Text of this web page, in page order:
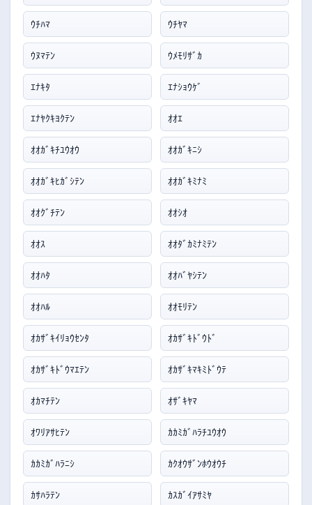
ｳﾁﾊﾏ ｳﾁﾔﾏ
ｳﾇﾏﾃﾝ ｳﾒﾓﾘｻﾞｶ
ｴﾅｷﾀ ｴﾅｼｮｳｹﾞ
ｴﾅﾔｸｷﾖｸﾃﾝ ｵｵｴ
ｵｵｶﾞｷﾁﾕｳｵｳ ｵｵｶﾞｷﾆｼ
ｵｵｶﾞｷﾋｶﾞｼﾃﾝ ｵｵｶﾞｷﾐﾅﾐ
ｵｵｸﾞﾁﾃﾝ ｵｵｼｵ
ｵｵｽ ｵｵﾀﾞｶﾐﾅﾐﾃﾝ
ｵｵﾊﾀ ｵｵﾊﾞﾔｼﾃﾝ
ｵｵﾊﾙ ｵｵﾓﾘﾃﾝ
ｵｶｻﾞｷｲﾘｮｳｾﾝﾀ ｵｶｻﾞｷﾄﾞｳﾄﾞ
ｵｶｻﾞｷﾄﾞｳﾏｴﾃﾝ ｵｶｻﾞｷﾏｷﾐﾄﾞｳﾃ
ｵｶﾏﾁﾃﾝ ｵｻﾞｷﾔﾏ
ｵﾜﾘｱｻﾋﾃﾝ ｶｶﾐｶﾞﾊﾗﾁﾕｳｵｳ
ｶｶﾐｶﾞﾊﾗﾆｼ ｶｸｵｳｻﾞﾝﾎｳｵｳﾁ
ｶｻﾊﾗﾃﾝ ｶｽｶﾞｲｱｻﾐﾔ